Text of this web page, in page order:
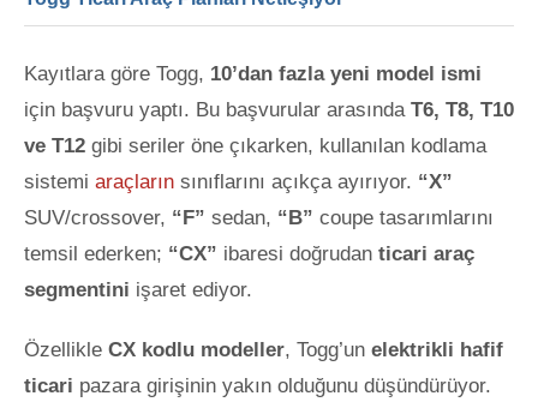
Kayıtlara göre Togg, 10’dan fazla yeni model ismi
için başvuru yaptı. Bu başvurular arasında T6, T8, T10
ve T12 gibi seriler öne çıkarken, kullanılan kodlama
sistemi araçların sınıflarını açıkça ayırıyor. “X”
SUV/crossover, “F” sedan, “B” coupe tasarımlarını
temsil ederken; “CX” ibaresi doğrudan ticari araç
segmentini işaret ediyor.
Özellikle CX kodlu modeller, Togg’un elektrikli hafif
ticari pazara girişinin yakın olduğunu düşündürüyor.